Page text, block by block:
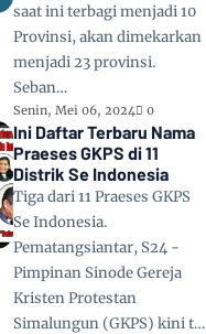
saat ini terbagi menjadi 10
Provinsi, akan dimekarkan
menjadi 23 provinsi.
Seban…
Senin, Mei 06, 2024 0
Ini Daftar Terbaru Nama
Praeses GKPS di 11
Distrik Se Indonesia
Tiga dari 11 Praeses GKPS
Se Indonesia.
Pematangsiantar, S24 -
Pimpinan Sinode Gereja
Kristen Protestan
Simalungun (GKPS) kini t…